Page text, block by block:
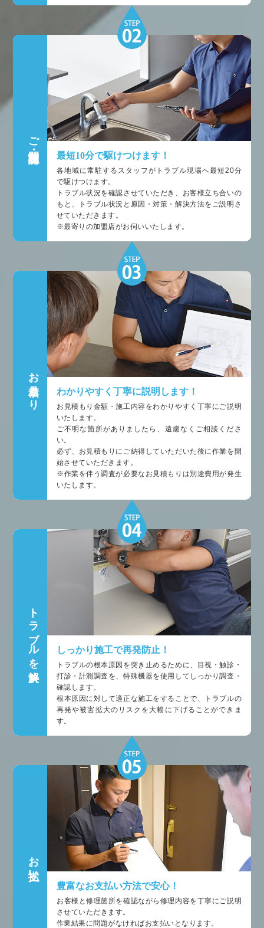
ご訪問・状況確認
最短10分で駆けつけます！
各地域に常駐するスタッフがトラブル現場へ最短20分
で駆けつけます。
トラブル状況を確認させていただき、お客様立ち合いの
もと、トラブル状況と原因・対策・解決方法をご説明さ
せていただきます。
※最寄りの加盟店がお伺いいたします。
お見積もり わかりやすく丁寧に説明します！
お見積もり金額・施工内容をわかりやすく丁寧にご説明
いたします。
ご不明な箇所がありましたら、遠慮なくご相談くださ
い。
必ず、お見積もりにご納得していただいた後に作業を開
始させていただきます。
※作業を伴う調査が必要なお見積もりは別途費用が発生
いたします。
トラブルを解決 しっかり施工で再発防止！
トラブルの根本原因を突き止めるために、目視・触診・
打診・計測調査を、特殊機器を使用してしっかり調査・
確認します。
根本原因に対して適正な施工をすることで、トラブルの
再発や被害拡大のリスクを大幅に下げることができま
す。
お支払い
豊富なお支払い方法で安心！
お客様と修理箇所を確認ながら修理内容を丁寧にご説明
させていただきます。
作業結果に問題がなければお支払いとなります。